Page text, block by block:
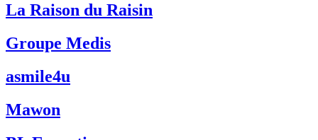
La Raison du Raisin
Groupe Medis
asmile4u
Mawon